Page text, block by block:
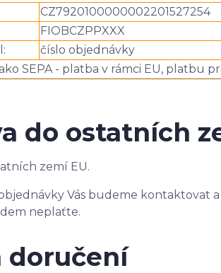
CZ7920100000002201527254
FIOBCZPPXXX
číslo objednávky
SEPA - platba v rámci EU, platbu
do ostatních
zemí EU.
Vás budeme kontaktovat
neplaťte.
doručení